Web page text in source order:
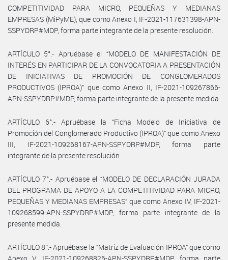
COMPETITIVIDAD PARA MICRO, PEQUEÑAS Y MEDIANAS
EMPRESAS (MiPyME), que como Anexo I, IF-2021-117631398-APN-
SSPYDRP#MDP, forma parte integrante de la presente resolución.
ARTÍCULO 5°.- Apruébase el “MODELO DE MANIFESTACIÓN DE
INTERÉS EN PARTICIPAR DE LA CONVOCATORIA A PRESENTACIÓN
DE INICIATIVAS DE PROMOCIÓN DE CONGLOMERADOS
PRODUCTIVOS (IPROA)” que como Anexo II, IF-2021-109267866-
APN-SSPYDRP#MDP, forma parte integrante de la presente medida
ARTÍCULO 6°.- Apruébase la “Ficha Modelo de Iniciativa de
Promoción del Conglomerado Productivo (IPROA)” que como Anexo
III, IF-2021-109268167-APN-SSPYDRP#MDP, forma parte
integrante de la presente resolución.
ARTÍCULO 7°.- Apruébase el “MODELO DE DECLARACIÓN JURADA
DEL PROGRAMA DE APOYO A LA COMPETITIVIDAD PARA MICRO,
PEQUEÑAS Y MEDIANAS EMPRESAS” que como Anexo IV, IF-2021-
109268599-APN-SSPYDRP#MDP, forma parte integrante de la
presente medida.
ARTÍCULO 8°.- Apruébase la “Matriz de Evaluación IPROA” que como
Anexo V, IF-2021-109268826-APN-SSPYDRP#MDP, forma parte